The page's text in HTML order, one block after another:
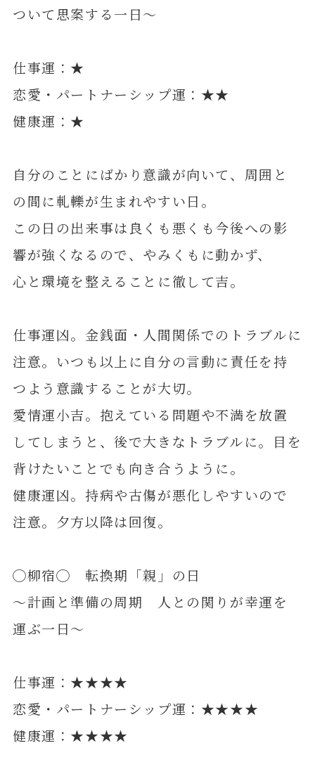
ついて思案する一日～
仕事運：★
恋愛・パートナーシップ運：★★
健康運：★
自分のことにばかり意識が向いて、周囲と
の間に軋轢が生まれやすい日。
この日の出来事は良くも悪くも今後への影
響が強くなるので、やみくもに動かず、
心と環境を整えることに徹して吉。
仕事運凶。金銭面・人間関係でのトラブルに
注意。いつも以上に自分の言動に責任を持
つよう意識することが大切。
愛情運小吉。抱えている問題や不満を放置
してしまうと、後で大きなトラブルに。目を
背けたいことでも向き合うように。
健康運凶。持病や古傷が悪化しやすいので
注意。夕方以降は回復。
◯柳宿◯ 転換期「親」の日
～計画と準備の周期 人との関りが幸運を
運ぶ一日～
仕事運：★★★★
恋愛・パートナーシップ運：★★★★
健康運：★★★★